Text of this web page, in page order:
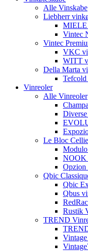
Alle Vinskabe
Liebherr
MIELE
Vintec
Vintec
VKC
WITT
Della Marta
Tefcold
Vinreoler
Alle Vinreoler
Le Bloc
Modulo
NOOK
Opzion
Qbic
Qbic
Qbus
Rustik
TREND